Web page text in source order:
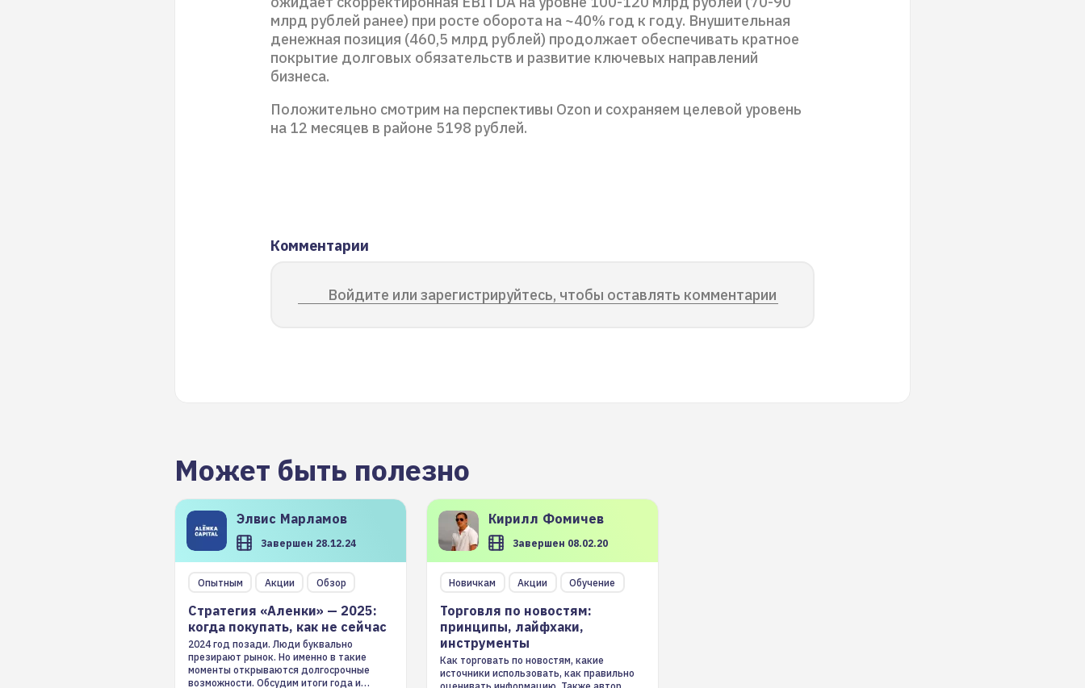
млрд рублей ранее) при росте оборота на ~40% год к году. Внушительная
денежная позиция (460,5 млрд рублей) продолжает обеспечивать кратное
покрытие долговых обязательств и развитие ключевых направлений
бизнеса.
Положительно смотрим на перспективы Ozon и сохраняем целевой уровень
на 12 месяцев в районе 5198 рублей.
Комментарии
Войдите или зарегистрируйтесь, чтобы оставлять комментарии
Может быть полезно
Элвис Марламов
Завершен 28.12.24
Опытным Акции Обзор
Стратегия «Аленки» — 2025:
когда покупать, как не сейчас
2024 год позади. Люди буквально
презирают рынок. Но именно в такие
моменты открываются долгосрочные
возможности. Обсудим итоги года и
Кирилл Фомичев
Завершен 08.02.20
Новичкам Акции Обучение
Торговля по новостям:
принципы, лайфхаки,
инструменты
Как торговать по новостям, какие
источники использовать, как правильно